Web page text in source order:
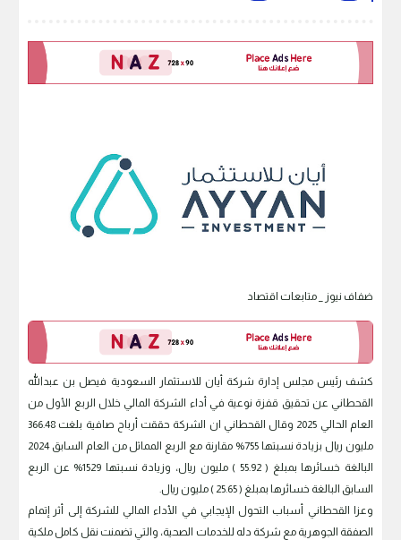
ضفاف نيوز _ متابعات اقتصاد
كشف رئيس مجلس إدارة شركة أيان للاستثمار السعودية فيصل بن عبدالله
القحطاني عن تحقيق قفزة نوعية في أداء الشركة المالي خلال الربع الأول من
العام الحالي 2025 وقال القحطاني ان الشركة حققت أرباح صافية بلغت 366.48
مليون ريال بزيادة نسبتها 755% مقارنة مع الربع المماثل من العام السابق 2024
البالغة خسائرها بمبلغ ( 55.92 ) مليون ريال، وزيادة نسبتها 1529% عن الربع
السابق البالغة خسائرها بمبلغ ( 25.65 ) مليون ريال.
وعزا القحطاني أسباب التحول الإيجابي في الأداء المالي للشركة إلى أثر إتمام
الصفقة الجوهرية مع شركة دله للخدمات الصحية، والتي تضمنت نقل كامل ملكية